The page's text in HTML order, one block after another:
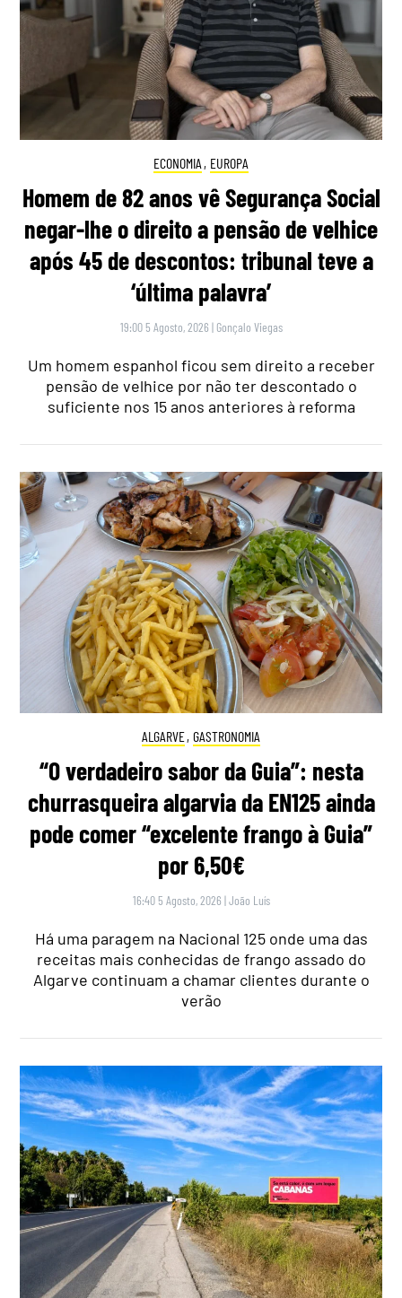
ECONOMIA , EUROPA
Homem de 82 anos vê Segurança Social
negar-lhe o direito a pensão de velhice
após 45 de descontos: tribunal teve a
‘última palavra’
19:00 5 Agosto, 2026 | Gonçalo Viegas
Um homem espanhol ficou sem direito a receber
pensão de velhice por não ter descontado o
suficiente nos 15 anos anteriores à reforma
ALGARVE, GASTRONOMIA
“O verdadeiro sabor da Guia”: nesta
churrasqueira algarvia da EN125 ainda
pode comer “excelente frango à Guia”
por 6,50€
16:40 5 Agosto, 2026 |João Luís
Há uma paragem na Nacional 125 onde uma das
receitas mais conhecidas de frango assado do
Algarve continuam a chamar clientes durante o
verão